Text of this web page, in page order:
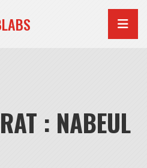
: NABEUL